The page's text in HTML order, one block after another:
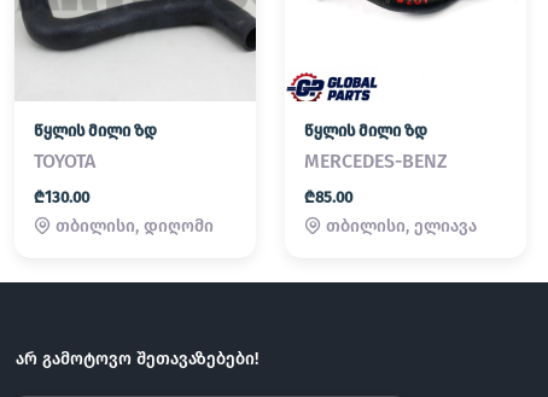
წყლის მილი ზდ
TOYOTA
₾130.00
თბილისი, დიღომი
წყლის მილი ზდ
MERCEDES-BENZ
₾85.00
თბილისი, ელიავა
არ გამოტოვო შეთავაზებები!